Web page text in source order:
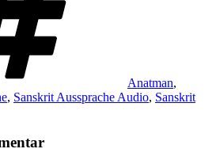
Anatman,
, Sanskrit Aussprache Audio, Sanskrit